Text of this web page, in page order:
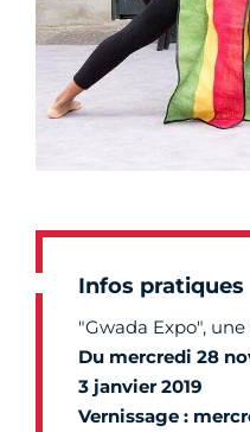
Infos pratiques
"Gwada Expo",
Du mercredi 28
3 janvier 2019
Vernissage :